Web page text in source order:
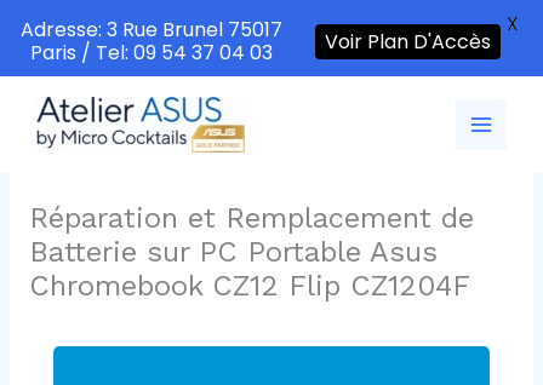
contenu
Réparation et Remplacement de
Batterie sur PC Portable Asus
Chromebook CZ12 Flip CZ1204F
Adresse: 3 Rue Brunel 75017
Paris / Tel: 09 54 37 04 03
Voir Plan D'Accès
X